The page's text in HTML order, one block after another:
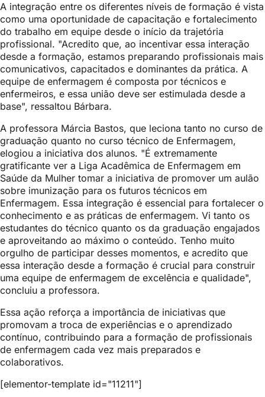
A integração entre os diferentes níveis de formação é vista
como uma oportunidade de capacitação e fortalecimento
do trabalho em equipe desde o início da trajetória
profissional. "Acredito que, ao incentivar essa interação
desde a formação, estamos preparando profissionais mais
comunicativos, capacitados e dominantes da prática. A
equipe de enfermagem é composta por técnicos e
enfermeiros, e essa união deve ser estimulada desde a
base", ressaltou Bárbara.
A professora Márcia Bastos, que leciona tanto no curso de
graduação quanto no curso técnico de Enfermagem,
elogiou a iniciativa dos alunos. "É extremamente
gratificante ver a Liga Acadêmica de Enfermagem em
Saúde da Mulher tomar a iniciativa de promover um aulão
sobre imunização para os futuros técnicos em
Enfermagem. Essa integração é essencial para fortalecer o
conhecimento e as práticas de enfermagem. Vi tanto os
estudantes do técnico quanto os da graduação engajados
e aproveitando ao máximo o conteúdo. Tenho muito
orgulho de participar desses momentos, e acredito que
essa interação desde a formação é crucial para construir
uma equipe de enfermagem de excelência e qualidade",
concluiu a professora.
Essa ação reforça a importância de iniciativas que
promovam a troca de experiências e o aprendizado
contínuo, contribuindo para a formação de profissionais
de enfermagem cada vez mais preparados e
colaborativos.
[elementor-template id="11211"]